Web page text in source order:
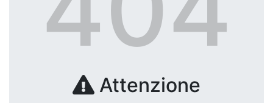
Attenzione